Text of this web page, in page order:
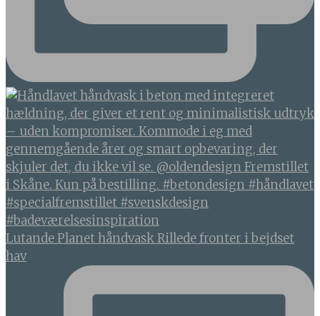
Lutande Planet håndvask Rillede fronter i bejdset
hav